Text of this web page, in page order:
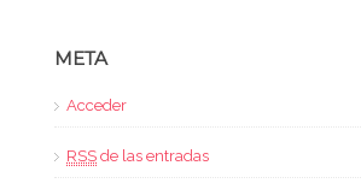
META
Acceder
RSS de las entradas